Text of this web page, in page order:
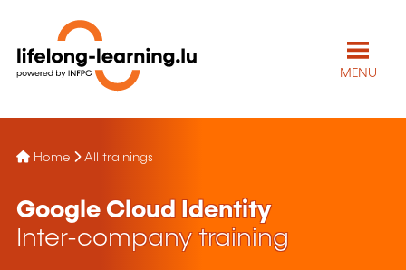
MENU
Home All trainings
Google Cloud Identity
Inter-company training